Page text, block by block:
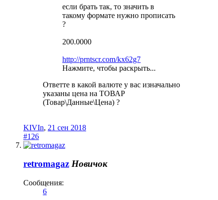
если брать так, то значить в
такому формате нужно прописать
?
200.0000
http://prntscr.com/kx62g7
Нажмите, чтобы раскрыть...
Ответте в какой валюте у вас изначально
указаны цена на ТОВАР
(Товар\Данные\Цена) ?
KIVIn, 21 сен 2018
#126
retromagaz Новичок
Сообщения:
6